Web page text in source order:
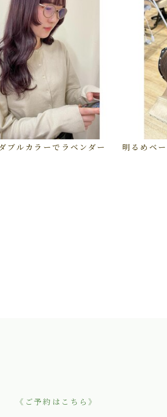
ブルカラーでラベンダー 明るめベ
《ご予約はこちら》